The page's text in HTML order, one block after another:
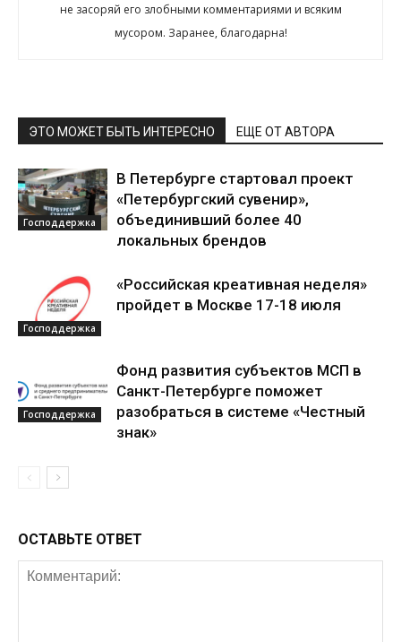
не засоряй его злобными комментариями и всяким
мусором. Заранее, благодарна!
ЭТО МОЖЕТ БЫТЬ ИНТЕРЕСНО ЕЩЕ ОТ АВТОРА
Господдержка
В Петербурге стартовал проект
«Петербургский сувенир»,
объединивший более 40
локальных брендов
Господдержка
«Российская креативная неделя»
пройдет в Москве 17-18 июля
Господдержка
Фонд развития субъектов МСП в
Санкт-Петербурге поможет
разобраться в системе «Честный
знак»
ОСТАВЬТЕ ОТВЕТ